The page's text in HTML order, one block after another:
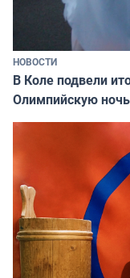
НОВОСТИ
В Коле подвели
Олимпийскую